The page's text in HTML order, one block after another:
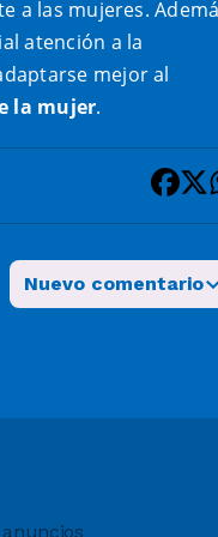
a las mujeres.
atención a la
mejor al
la mujer.
Nuevo comentario